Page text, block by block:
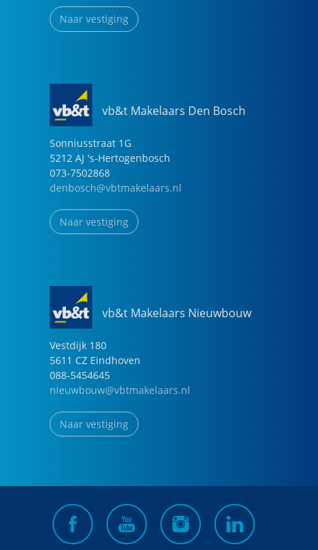
Naar vestiging
vb&t Makelaars Den Bosch
Sonniusstraat 1G
5212 AJ 's-Hertogenbosch
073-7502868
denbosch@vbtmakelaars.nl
Naar vestiging
vb&t Makelaars Nieuwbouw
Vestdijk 180
5611 CZ Eindhoven
088-5454645
nieuwbouw@vbtmakelaars.nl
Naar vestiging